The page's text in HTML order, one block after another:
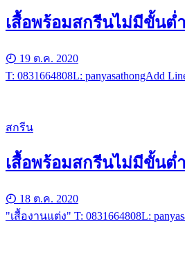
เสื้อพร้อมสกรีนไม่มีขั้นต่
19 ต.ค. 2020
T: 0831664808L: panyasathongAdd
สกรีน
เสื้อพร้อมสกรีนไม่มีขั้นต่
18 ต.ค. 2020
"เสื้องานแต่ง" T: 0831664808L: